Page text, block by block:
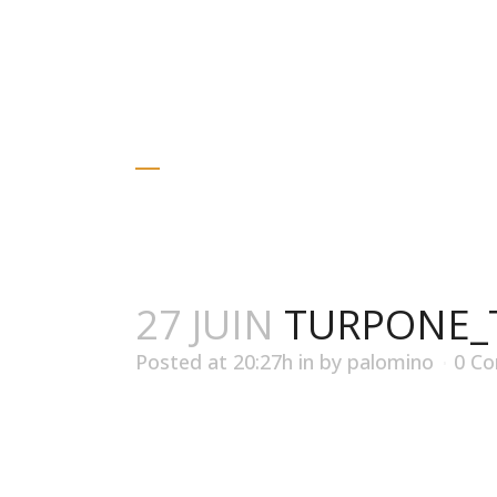
27 JUIN
Posted at 20:27h in by palomino 0